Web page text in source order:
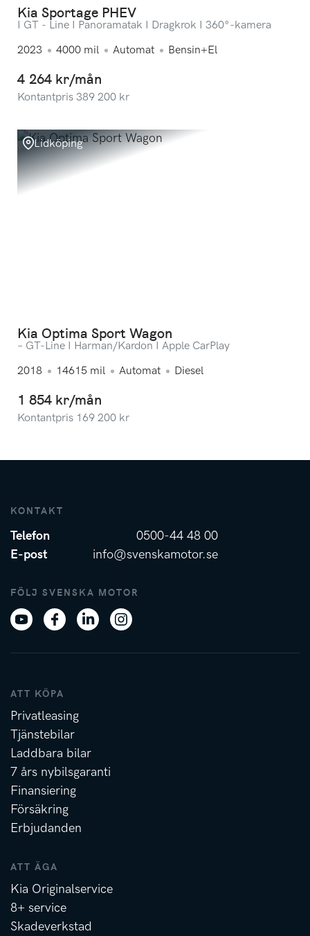
Kia Sportage PHEV
I GT - Line I Panoramatak I Dragkrok I 360°-kamera
2023
4000 mil Automat Bensin+El
4 264 kr/mån
Kontantpris 389 200 kr
Lidköping
Kia Optima Sport Wagon
– GT-Line I Harman/Kardon I Apple CarPlay
2018
14615 mil Automat Diesel
1 854 kr/mån
Kontantpris 169 200 kr
KONTAKT
Telefon
0500-44 48 00
E-post
info@svenskamotor.se
FÖLJ SVENSKA MOTOR
ATT KÖPA
Privatleasing
Tjänstebilar
Laddbara bilar
7 års nybilsgaranti
Finansiering
Försäkring
Erbjudanden
ATT ÄGA
Kia Originalservice
8+ service
Skadeverkstad